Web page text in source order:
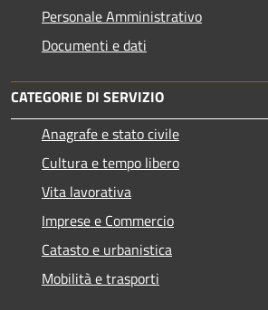
Personale Amministrativo
Documenti e dati
CATEGORIE DI SERVIZIO
Anagrafe e stato civile
Cultura e tempo libero
Vita lavorativa
Imprese e Commercio
Catasto e urbanistica
Mobilità e trasporti